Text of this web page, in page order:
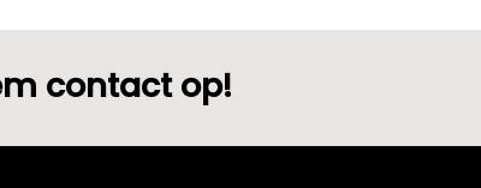
contact op!